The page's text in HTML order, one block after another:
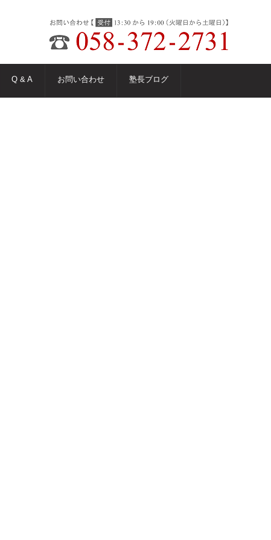
Q & A お問い合わせ 塾長ブログ